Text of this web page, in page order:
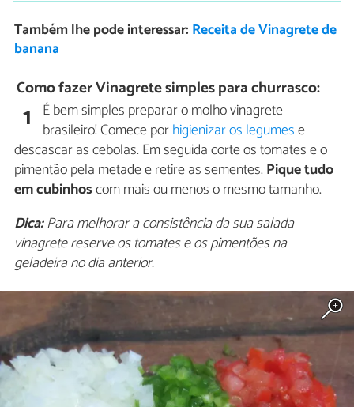
Também lhe pode interessar: Receita de Vinagrete de
banana
Como fazer Vinagrete simples para churrasco:
1 É bem simples preparar o molho vinagrete
brasileiro! Comece porhigienizar os legumese
descascar as cebolas. Em seguida corte os tomates e o
pimentão pela metade e retire as sementes. Pique tudo
em cubinhoscom mais ou menos o mesmo tamanho.
Dica:Para melhorar a consistência da sua salada
vinagrete reserve os tomates e os pimentões na
geladeira no dia anterior.